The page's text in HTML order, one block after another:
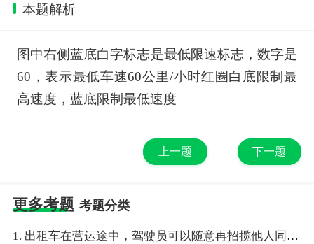
本题解析
图中右侧蓝底白字标志是最低限速标志，数字是
60，表示最低车速60公里/小时红圈白底限制最
高速度，蓝底限制最低速度
上一题 下一题
更多考题 考题分类
1. 出租车在营运途中，驾驶员可以随意再招揽他人同乘。